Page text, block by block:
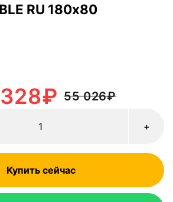
RU 180х80
55 026₽
₽
+
Купить сейчас